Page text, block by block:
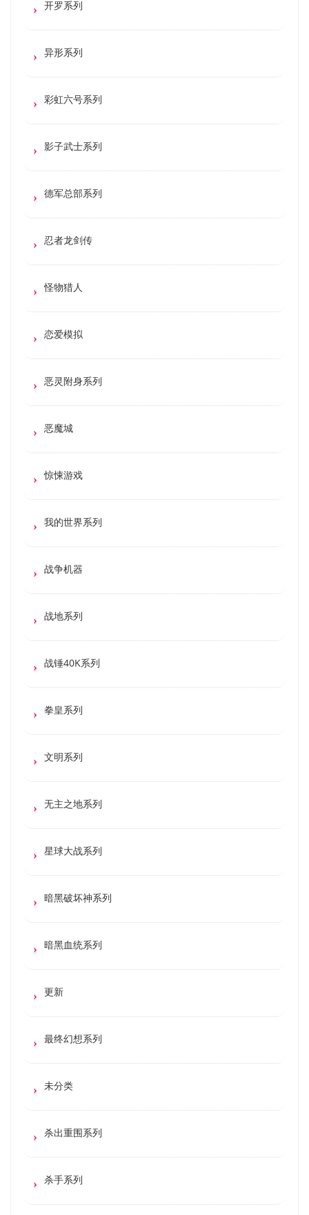
开罗系列
异形系列
彩虹六号系列
影子武士系列
德军总部系列
忍者龙剑传
怪物猎人
恋爱模拟
恶灵附身系列
恶魔城
惊悚游戏
我的世界系列
战争机器
战地系列
战锤40K系列
拳皇系列
文明系列
无主之地系列
星球大战系列
暗黑破坏神系列
暗黑血统系列
更新
最终幻想系列
未分类
杀出重围系列
杀手系列